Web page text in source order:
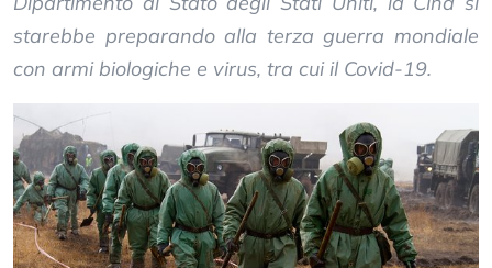
starebbe preparando alla terza guerra mondiale
con armi biologiche e virus, tra cui il Covid-19.